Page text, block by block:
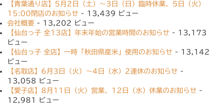
【青葉通り店】5月2日（土）〜3日（日）臨時休業、5日（火）
15:00閉店のお知らせ - 13,439 ビュー
会社概要 - 13,202 ビュー
【仙台っ子 全13店】年末年始の営業時間のお知らせ - 13,173
ビュー
【仙台っ子 全店】一時「秋田県産米」使用のお知らせ - 13,142
ビュー
【名取店】6月3日（火）〜4日（水）2連休のお知らせ -
13,058 ビュー
【愛子店】8月11日（火）営業、12日（水）休業のお知らせ -
12,981 ビュー